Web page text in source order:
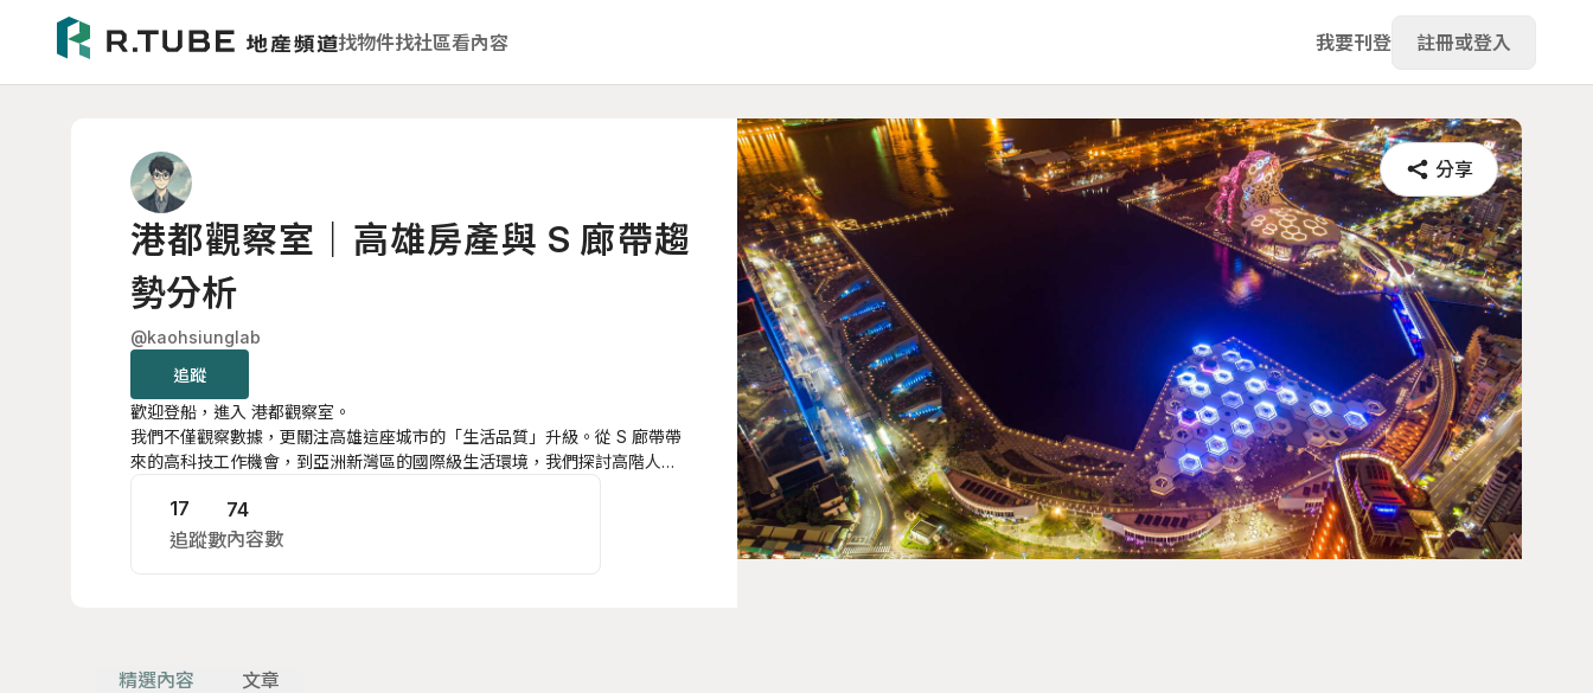
找物件找社區看內容 我要刊登 註冊或登入
港都觀察室｜高雄房產與 S 廊帶趨
勢分析
@kaohsiunglab
追蹤
歡迎登船，進入 港都觀察室。
我們不僅觀察數據，更關注高雄這座城市的「生活品質」升級。從 S 廊帶帶
來的高科技工作機會，到亞洲新灣區的國際級生活環境，我們探討高階人才
這裡有深度房產分析，更有值得您期待的未來生活！
17
追蹤數
74
內容數
分享
精選內容 文章